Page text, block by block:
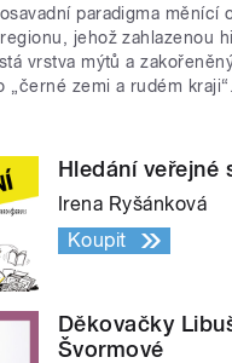
paradigma měnící
jehož zahlazenou
vrstva mýtů a
„černé zemi a rudém kraji“.
Hledání veřejné
Irena Ryšánková
Koupit
Děkovačky
Švormové